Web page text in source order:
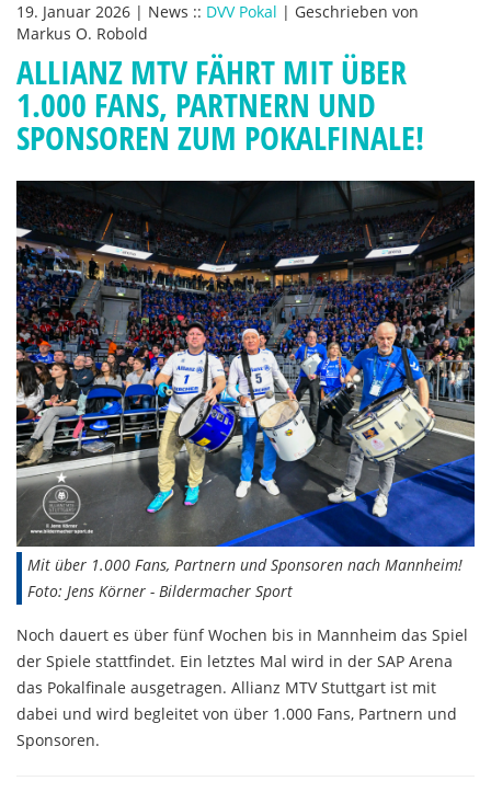
19. Januar 2026 | News :: DVV Pokal | Geschrieben von
Markus O. Robold
ALLIANZ MTV FÄHRT MIT ÜBER
1.000 FANS, PARTNERN UND
SPONSOREN ZUM POKALFINALE!
Mit über 1.000 Fans, Partnern und Sponsoren nach Mannheim!
Foto: Jens Körner - Bildermacher Sport
Noch dauert es über fünf Wochen bis in Mannheim das Spiel
der Spiele stattfindet. Ein letztes Mal wird in der SAP Arena
das Pokalfinale ausgetragen. Allianz MTV Stuttgart ist mit
dabei und wird begleitet von über 1.000 Fans, Partnern und
Sponsoren.